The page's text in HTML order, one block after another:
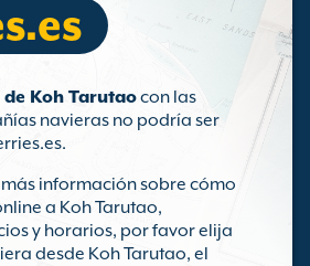
de Koh Tarutaocon las
navieras no podría ser
información sobre cómo
a Koh Tarutao,
y horarios, por favor elija
desde Koh Tarutao, el